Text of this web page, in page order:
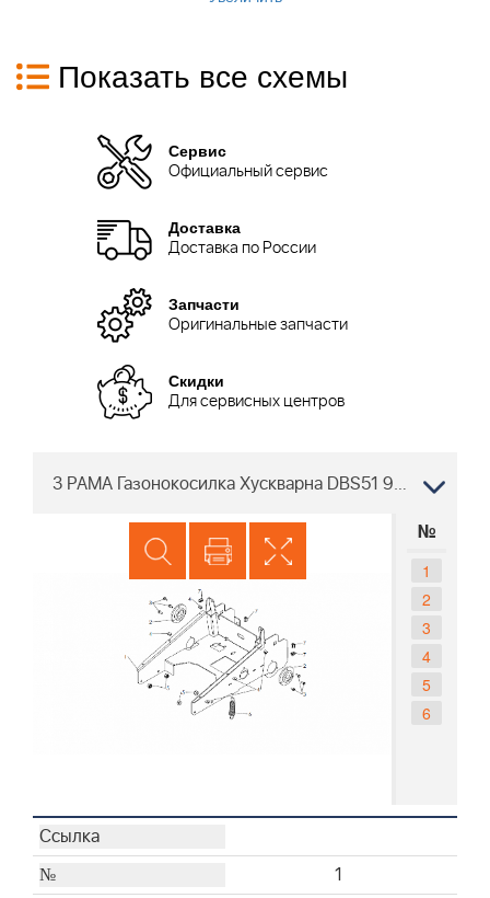
Показать все схемы
Сервис
Официальный сервис
Доставка
Доставка по России
Запчасти
Оригинальные запчасти
Скидки
Для сервисных центров
3 РАМА Газонокосилка Хускварна DBS51 967637201, 2018-06
№
1
2
3
4
5
6
1